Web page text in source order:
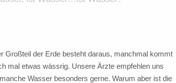
Großteil der Erde besteht daraus, manchmal kommt
mal etwas wässrig. Unsere Ärzte empfehlen uns
Wasser besonders gerne. Warum aber ist die